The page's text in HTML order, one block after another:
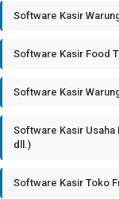
Software Kasir
Software Kasir Food
Software Kasir
Software Kasir Usaha
dll.)
Software Kasir Toko